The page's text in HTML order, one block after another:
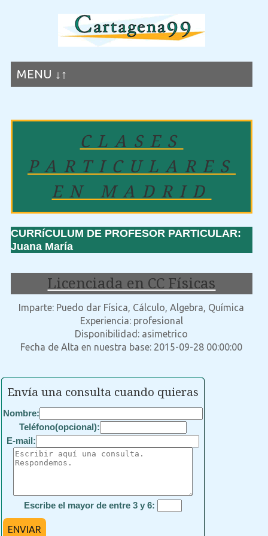
MENU ↓↑
CLASES
PARTICULARES
EN MADRID
CURRíCULUM DE PROFESOR PARTICULAR:
Juana María
Licenciada en CC Físicas
Imparte: Puedo dar Física, Cálculo, Algebra, Química
Experiencia: profesional
Disponibilidad: asimetrico
Fecha de Alta en nuestra base: 2015-09-28 00:00:00
Envía una consulta cuando quieras
Nombre:
Teléfono(opcional):
E-mail:
Escribe el mayor de entre 3 y 6:
ENVIAR